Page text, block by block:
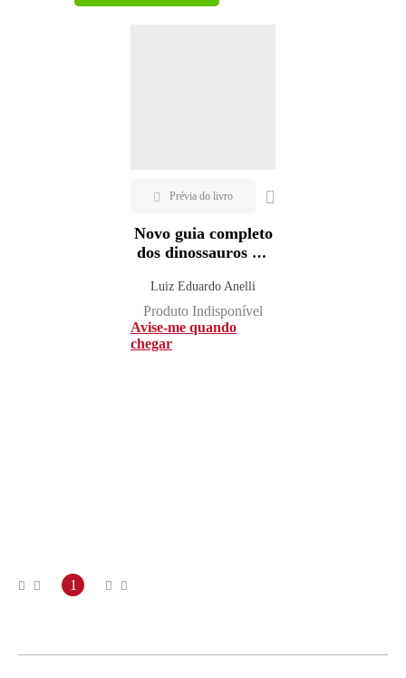
Novo guia completo
dos dinossauros do
Luiz Eduardo Anelli
Produto Indisponível
Avise-me quando
chegar
1